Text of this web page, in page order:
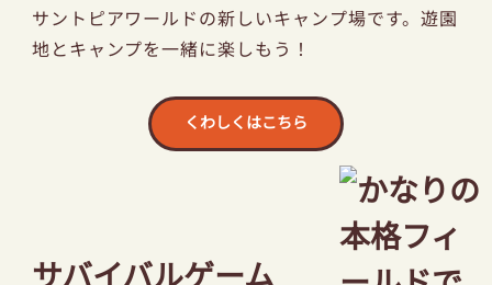
サントピアワールドの新しいキャンプ場です。 遊園
地とキャンプを一緒に楽しもう！
くわしくはこちら
サバイバルゲーム